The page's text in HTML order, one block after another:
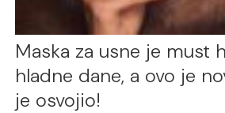
Maska za usne je must
hladne dane, a ovo je
je osvojio!